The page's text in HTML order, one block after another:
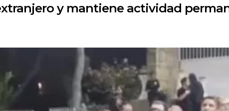
y mantiene actividad